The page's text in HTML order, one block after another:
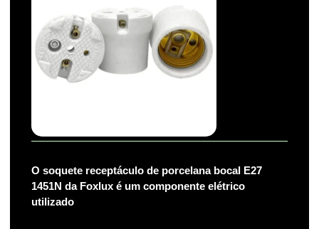
O soquete receptáculo de porcelana bocal E27
1451N da Foxlux é um componente elétrico
utilizado